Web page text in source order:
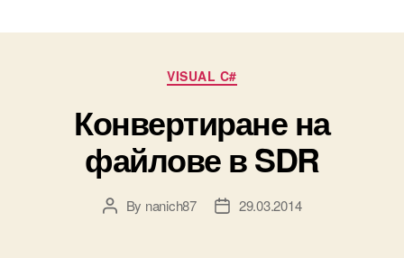
Categories
VISUAL C#
Конвертиране на
файлове в SDR
PostBy nanich87
Post29.03.2014